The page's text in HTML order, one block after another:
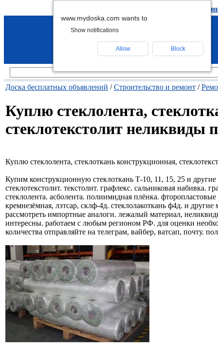
удалить
Доска бесплатных объявлений /Строительство и ремонт /
Куплю стеклолента,
стеклотекстолит неликвиды
Куплю стеклолента, стеклоткань конструкционная,
Купим конструкционную стеклоткань Т-10, 11, 15, 25 и
стеклотекстолит. текстолит. графлекс. сальниковая набивка.
стеклолента. асболента. полиимидная плёнка.
кремнезёмная, лэтсар, склф-4д. стеклолакоткань ф4д. и
рассмотреть импортные аналоги. лежалый материал,
интересны. работаем с любым регионом РФ. для оценки
количества отправляйте на телеграм, вайбер, ватсап, почту.
www.mydoska.com wants to
Show notifications
Allow Block